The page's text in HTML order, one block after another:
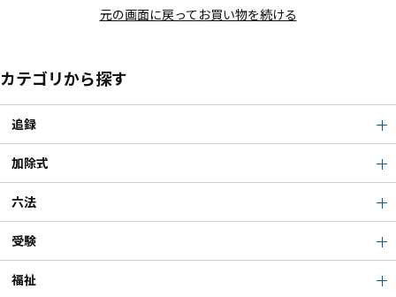
元の画面に戻ってお買い物を続ける
カテゴリから探す
追録
加除式
六法
受験
福祉